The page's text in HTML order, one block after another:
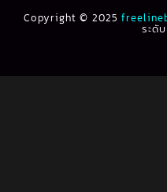
1991
Copyright © 2025
ระดั